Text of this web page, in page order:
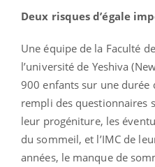
Deux risques d’égale
Une équipe de la Faculté
l’université de Yeshiva
900 enfants sur une durée
rempli des questionnaires
leur progéniture, les
du sommeil, et l’IMC de
années, le manque de